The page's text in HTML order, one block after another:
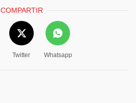
COMPARTIR
Twitter Whatsapp